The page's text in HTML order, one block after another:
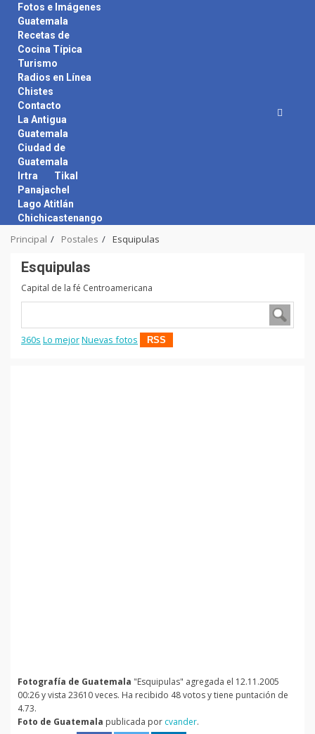
content
Fotos e Imágenes
Guatemala
Recetas de
Cocina Típica
Turismo
Radios en Línea
Chistes
Contacto
La Antigua
Guatemala
Ciudad de
Guatemala
Irtra
Tikal
Panajachel
Lago Atitlán
Chichicastenango
Principal Postales Esquipulas
Esquipulas
Capital de la fé Centroamericana
360s Lo mejorNuevas fotos RSS
Fotografía de Guatemala "Esquipulas" agregada el 12.11.2005
00:26 y vista 23610 veces. Ha recibido 48 votos y tiene puntación de
4.73.
Foto de Guatemala publicada por cvander.